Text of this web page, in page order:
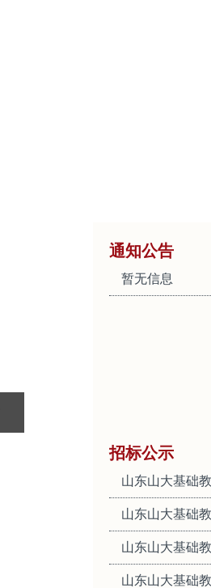
通知公告
暂无信息
招标公示
山东山大基础
山东山大基础
山东山大基础
山东山大基础